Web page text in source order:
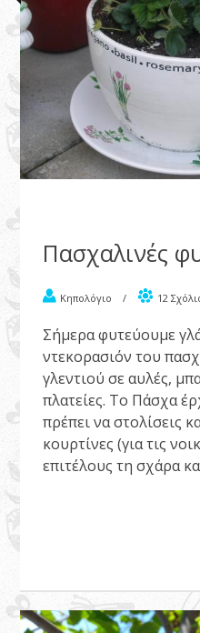
Πασχαλινές
Κηπολόγιο / 12
Σήμερα φυτεύουμε
ντεκορασιόν του
γλεντιού σε αυλές,
πλατείες. Το Πάσχα
πρέπει να στολίσεις
κουρτίνες (για τις
επιτέλους τη σχάρα